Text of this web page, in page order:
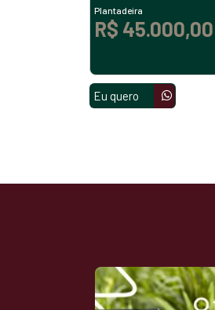
Plantadeira
R$ 45.000,00
Eu quero